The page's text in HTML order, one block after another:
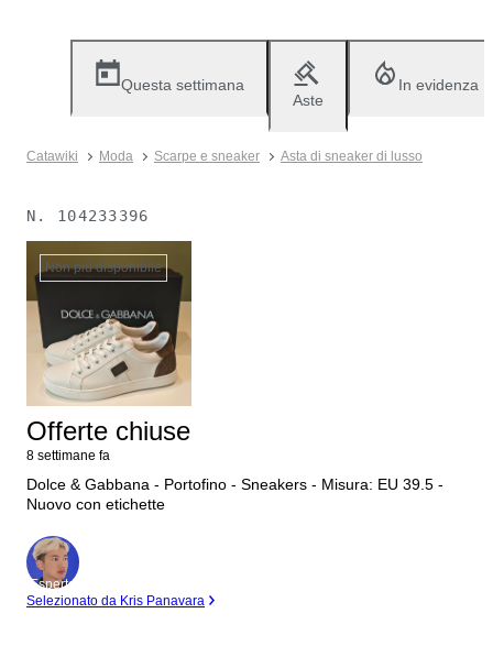
Questa settimana
Aste
In evidenza
Catawiki Moda Scarpe e sneaker Asta di sneaker di lusso
N. 104233396
Non più disponibile
Offerte chiuse
8 settimane fa
Dolce & Gabbana - Portofino - Sneakers - Misura: EU 39.5 -
Nuovo con etichette
Esperto
Selezionato da Kris Panavara